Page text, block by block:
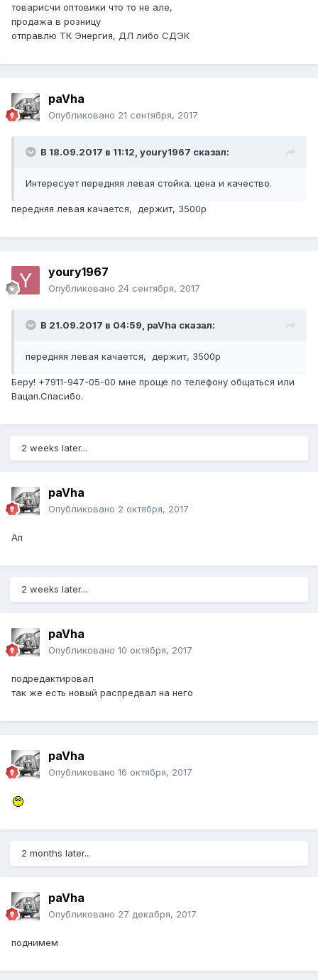
товарисчи оптовики что то не але,
продажа в розницу
отправлю ТК Энергия, ДЛ либо СДЭК
paVha
Опубликовано 21 сентября, 2017
В 18.09.2017 в 11:12, youry1967 сказал:
Интересует передняя левая стойка. цена и качество.
передняя левая качается, держит, 3500р
youry1967
Опубликовано 24 сентября, 2017
В 21.09.2017 в 04:59, paVha сказал:
передняя левая качается, держит, 3500р
Беру! +7911-947-05-00 мне проще по телефону общаться или
Вацап.Спасибо.
2 weeks later...
paVha
Опубликовано 2 октября, 2017
Ап
2 weeks later...
paVha
Опубликовано 10 октября, 2017
подредактировал
так же есть новый распредвал на него
paVha
Опубликовано 16 октября, 2017
2 months later...
paVha
Опубликовано 27 декабря, 2017
поднимем